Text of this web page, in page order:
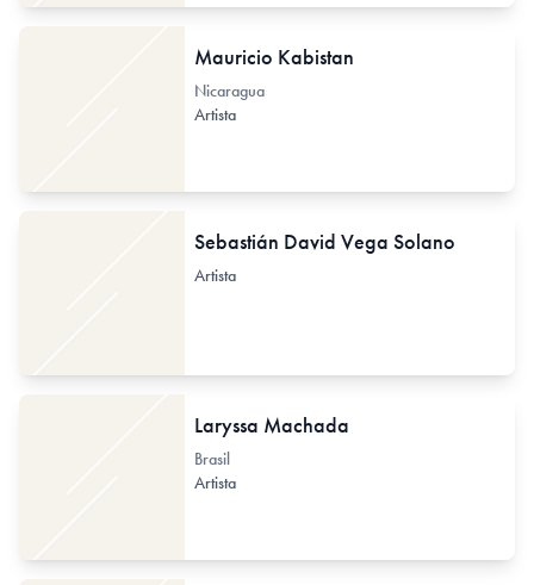
Mauricio Kabistan
Nicaragua
Artista
Sebastián David Vega Solano
Artista
Laryssa Machada
Brasil
Artista